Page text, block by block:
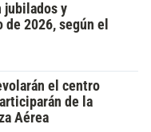
jubilados y
2026, según el
el centro
de la
Aérea